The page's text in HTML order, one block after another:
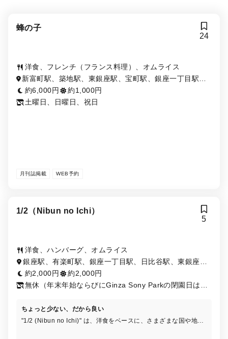
蜂の子
24
洋食、フレンチ（フランス料理）、オムライス
新富町駅、築地駅、東銀座駅、宝町駅、銀座一丁目駅、
築地市場駅、銀座駅、八丁堀駅、京橋駅
約6,000円
約1,000円
土曜日、日曜日、祝日
月刊誌掲載 WEB予約
1/2（Nibun no Ichi）
5
洋食、ハンバーグ、オムライス
銀座駅、有楽町駅、銀座一丁目駅、日比谷駅、東銀座
駅、京橋駅、内幸町駅
約2,000円
約2,000円
無休（年末年始ならびにGinza Sony Parkの閉園日は除
ちょっと少ない、だから良い
"1/2 (Nibun no Ichi)" は、洋食をベースに、さまざまな国や地域